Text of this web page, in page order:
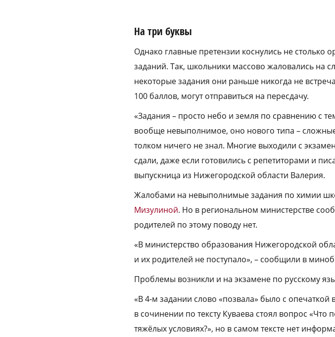
На три буквы
Однако главные претензии коснулись не столько
заданий. Так, школьники массово жаловались на
некоторые задания они раньше никогда не
100 баллов, могут отправиться на пересдачу.
«Задания – просто небо и земля по сравнению с
вообще невыполнимое, оно нового типа –
толком ничего не знал. Многие выходили с
сдали, даже если готовились с репетиторами и
выпускница из Нижегородской области Валерия.
Жалобами на невыполнимые задания по химии
Мизулиной. Но в региональном министерстве
родителей по этому поводу нет.
«В министерство образования Нижегородской
и их родителей не поступало», – сообщили в
Проблемы возникли и на экзамене по русскому
«В 4‑м задании слово «позвала» было с опечаткой
в сочинении по тексту Куваева стоял вопрос
тяжёлых условиях?», но в самом тексте нет